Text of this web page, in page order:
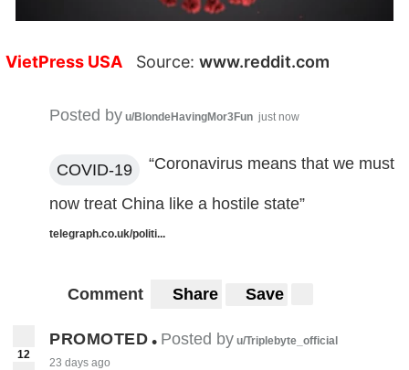
VietPress USA Source: www.reddit.com
Posted by u/BlondeHavingMor3Fun just now
COVID-19 “Coronavirus means that we must
now treat China like a hostile state”
telegraph.co.uk/politi...
Comment Share Save
12
PROMOTED • Posted by u/Triplebyte_official
23 days ago